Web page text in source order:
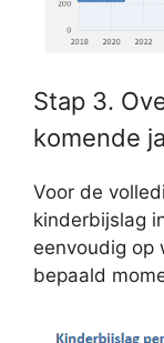
Stap 3.
komende
Voor de
kinderbijslag
eenvoudig op
bepaald